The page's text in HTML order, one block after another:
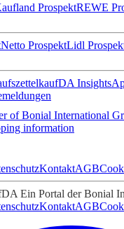
ProspektREWE
Netto ProspektLidl
kaufDA Insights
of Bonial International
information
KontaktAGB
Ein Portal der Bonial
KontaktAGB